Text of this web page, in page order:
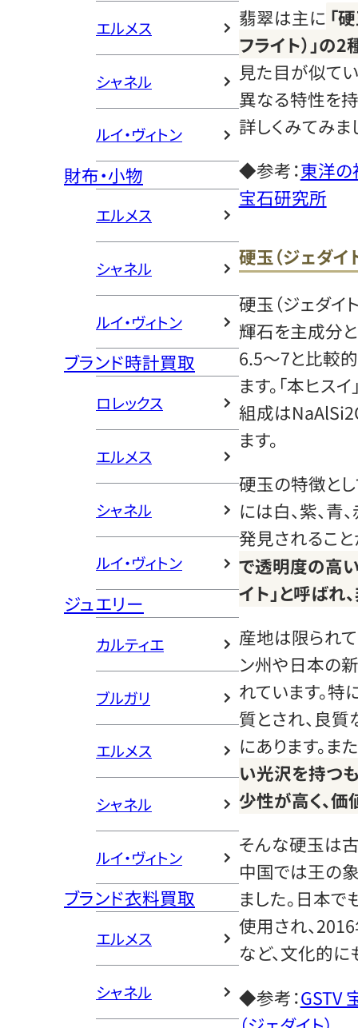
エルメス
シャネル
ルイ・ヴィトン
財布・小物
エルメス
シャネル
ルイ・ヴィトン
ブランド時計買取
ロレックス
エルメス
シャネル
ルイ・ヴィトン
ジュエリー
カルティエ
ブルガリ
エルメス
シャネル
ルイ・ヴィトン
ブランド衣料買取
エルメス
シャネル
翡翠は主に 「
フライト）」の
見た目が似て
異なる特性を
詳しくみてみま
◆参考：東洋の
宝石研究所
硬玉（ジェダイ
硬玉（ジェダイ
輝石を主成分
6.5〜7と比較
ます。「本ヒス
組成は
ます。
硬玉の特徴と
には白、紫、青
発見されること
で透明度の高
イト」と呼ばれ
産地は限られ
ン州や日本の
れています。
質とされ、良
にあります。また
い光沢を持つ
少性が高く、価
そんな硬玉は
中国では王の
ました。日本
使用され、
など、文化的
◆参考：GSTV